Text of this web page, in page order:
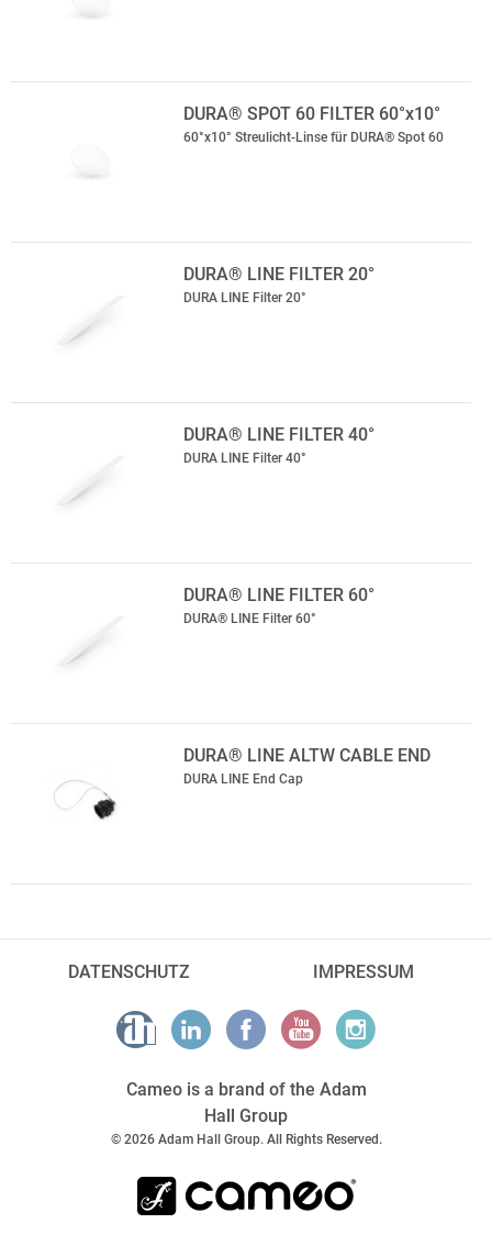
DURA® SPOT 60 FILTER 60°x10°
60°x10° Streulicht-Linse für DURA® Spot 60
DURA® LINE FILTER 20°
DURA LINE Filter 20°
DURA® LINE FILTER 40°
DURA LINE Filter 40°
DURA® LINE FILTER 60°
DURA® LINE Filter 60°
DURA® LINE ALTW CABLE END
DURA LINE End Cap
DATENSCHUTZ IMPRESSUM
Cameo is a brand of the Adam
Hall Group
© 2026 Adam Hall Group. All Rights Reserved.